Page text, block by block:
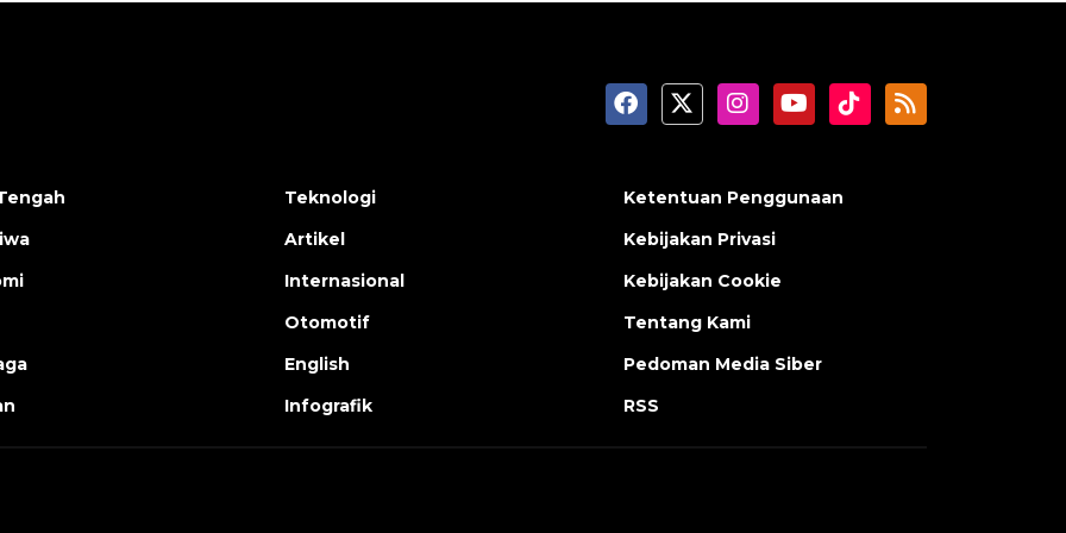
Teknologi
Artikel
Internasional
Otomotif
English
Infografik
Ketentuan Penggunaan
Kebijakan Privasi
Kebijakan Cookie
Tentang Kami
Pedoman Media Siber
RSS